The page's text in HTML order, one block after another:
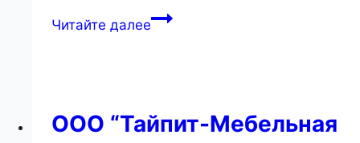
Читайте далееООО
ООО “Тайпит-Мебельная